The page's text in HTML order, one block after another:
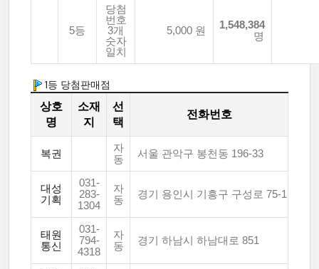
5등
당첨
번호
3개
숫자
일치
5,000 원
1,548,384
명
1등 당첨판매점
상호
명
소재
지
선
택
전화번호
복권
자
동
서울 관악구 봉천동 196-33
대성
기획
031-
283-
1304
자
동
경기 용인시 기흥구 구성로 75-1
태원
통신
031-
794-
4318
자
동
경기 하남시 하남대로 851